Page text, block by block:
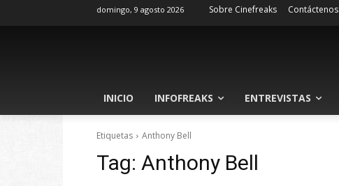
domingo, 9 agosto 2026 Sobre Cinefreaks Contáctenos
INICIO INFOFREAKS ENTREVISTAS
Etiquetas Anthony Bell
Tag: Anthony Bell